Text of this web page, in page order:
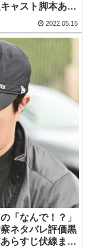
ャスト脚本あら
2022.05.15
「なんで！？」
ネタバレ評価黒
らすじ伏線まと